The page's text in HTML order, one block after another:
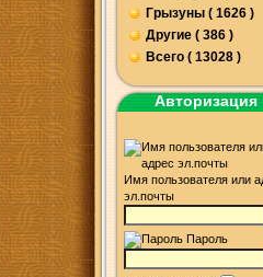
Грызуны ( 1626 )
Другие ( 386 )
Всего ( 13028 )
Авторизация
Имя пользователя или
эл.почты
Пароль